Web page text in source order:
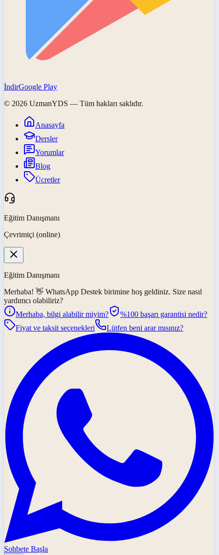
İndirGoogle Play
© 2026 UzmanYDS — Tüm hakları saklıdır.
Anasayfa
Dersler
Yorumlar
Blog
Ücretler
Eğitim Danışmanı
Çevrimiçi (online)
Eğitim Danışmanı
Merhaba! 👋 WhatsApp Destek birimine hoş geldiniz. Size nasıl
yardımcı olabiliriz?
Merhaba, bilgi alabilir miyim?
%100 başarı garantisi nedir?
Fiyat ve taksit seçenekleri
Lütfen beni arar mısınız?
Sohbete Başla